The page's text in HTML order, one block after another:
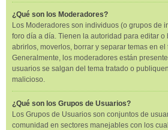
¿Qué son los Moderadores?
Los Moderadores son individuos (o grupos de
foro día a día. Tienen la autoridad para editar o
abrirlos, moverlos, borrar y separar temas en
Generalmente, los moderadores están
usuarios se salgan del tema tratado o
malicioso.
¿Qué son los Grupos de Usuarios?
Los Grupos de Usuarios son conjuntos de
comunidad en sectores manejables con los